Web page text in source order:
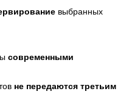
выбранных
современными
не передаются третьим